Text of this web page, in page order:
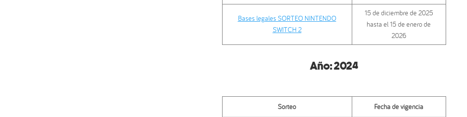
Bases legales SORTEO NINTENDO
SWITCH 2
15 de diciembre de 2025
hasta el 15 de enero de
2026
Año:2024
Sorteo Fecha de vigencia